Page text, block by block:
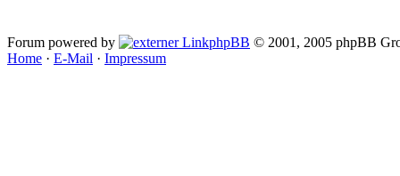
Forum powered by phpBB © 2001, 2005 phpBB
Home · E-Mail · Impressum